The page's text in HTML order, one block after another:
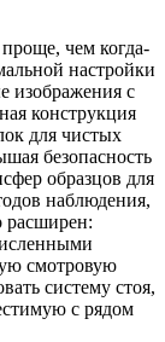
чем когда-
настройки
изображения с
конструкция
для чистых
безопасность
образцов для
наблюдения,
расширен:
смотровую
систему стоя,
с рядом